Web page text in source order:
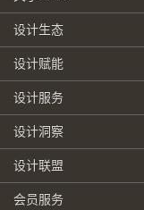
设计生态
设计赋能
设计服务
设计洞察
设计联盟
会员服务